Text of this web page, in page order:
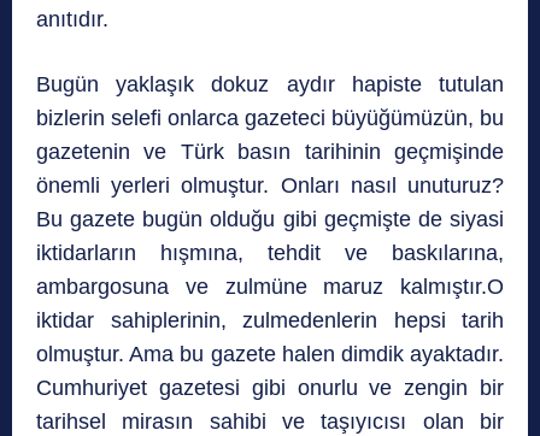
anıtıdır.
Bugün yaklaşık dokuz aydır hapiste tutulan
bizlerin selefi onlarca gazeteci büyüğümüzün, bu
gazetenin ve Türk basın tarihinin geçmişinde
önemli yerleri olmuştur. Onları nasıl unuturuz?
Bu gazete bugün olduğu gibi geçmişte de siyasi
iktidarların hışmına, tehdit ve baskılarına,
ambargosuna ve zulmüne maruz kalmıştır.O
iktidar sahiplerinin, zulmedenlerin hepsi tarih
olmuştur. Ama bu gazete halen dimdik ayaktadır.
Cumhuriyet gazetesi gibi onurlu ve zengin bir
tarihsel mirasın sahibi ve taşıyıcısı olan bir